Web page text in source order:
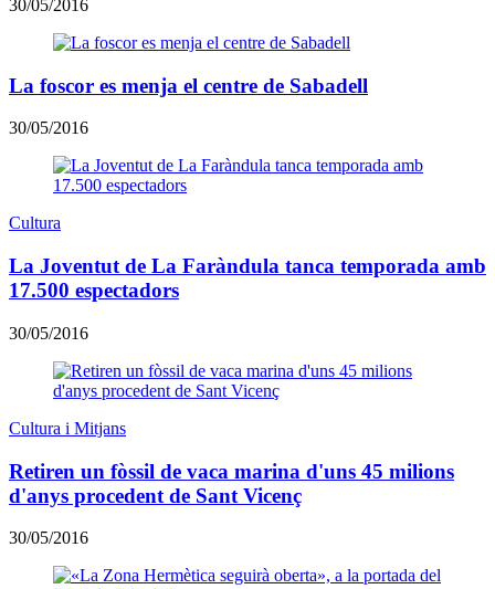
30/05/2016
La foscor es menja el centre de Sabadell
30/05/2016
Cultura
La Joventut de La Faràndula tanca temporada amb
17.500 espectadors
30/05/2016
Cultura i Mitjans
Retiren un fòssil de vaca marina d'uns 45 milions
d'anys procedent de Sant Vicenç
30/05/2016